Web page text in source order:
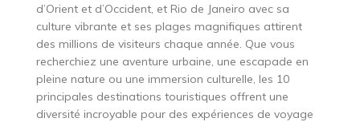
d’Orient et d’Occident, et Rio de Janeiro avec sa
culture vibrante et ses plages magnifiques attirent
des millions de visiteurs chaque année. Que vous
recherchiez une aventure urbaine, une escapade en
pleine nature ou une immersion culturelle, les 10
principales destinations touristiques offrent une
diversité incroyable pour des expériences de voyage